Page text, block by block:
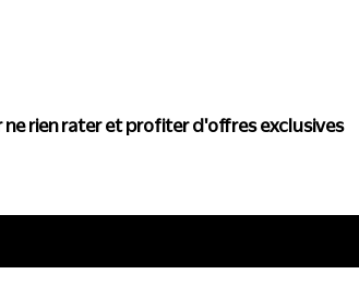
ne rien rater et profiter d'offres exclusives